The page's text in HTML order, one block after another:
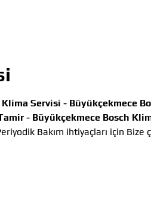
Klima Servisi - Büyükçekmece
- Büyükçekmece Bosch
Bakım ihtiyaçları için Bize